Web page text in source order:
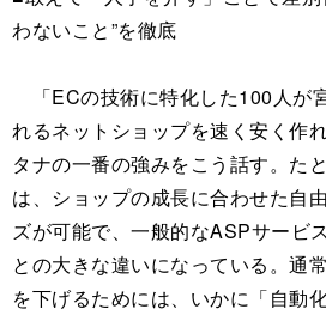
わないこと”を徹底
「ECの技術に特化した100人が
れるネットショップを速く安く作
タナの一番の強みをこう話す。た
は、ショップの成長に合わせた自
ズが可能で、一般的なASPサービ
との大きな違いになっている。通
を下げるためには、いかに「自動